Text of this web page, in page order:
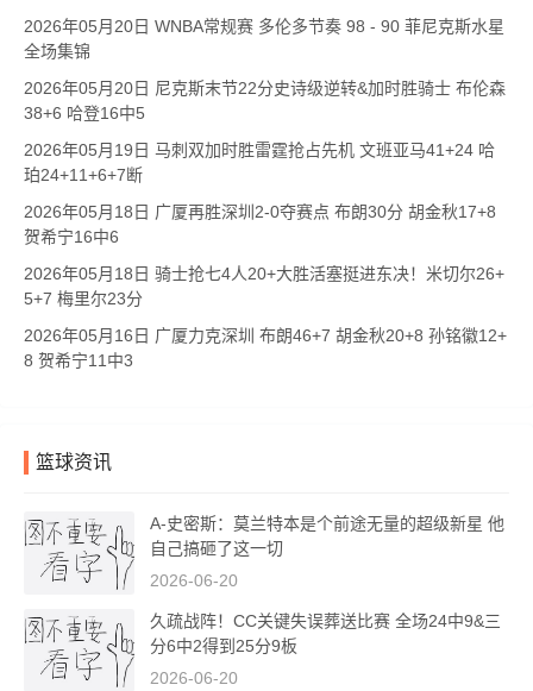
2026年05月20日 WNBA常规赛 多伦多节奏 98 - 90 菲尼克斯水星
全场集锦
2026年05月20日 尼克斯末节22分史诗级逆转&加时胜骑士 布伦森
38+6 哈登16中5
2026年05月19日 马刺双加时胜雷霆抢占先机 文班亚马41+24 哈
珀24+11+6+7断
2026年05月18日 广厦再胜深圳2-0夺赛点 布朗30分 胡金秋17+8
贺希宁16中6
2026年05月18日 骑士抢七4人20+大胜活塞挺进东决！米切尔26+
5+7 梅里尔23分
2026年05月16日 广厦力克深圳 布朗46+7 胡金秋20+8 孙铭徽12+
8 贺希宁11中3
篮球资讯
A-史密斯：莫兰特本是个前途无量的超级新星 他
自己搞砸了这一切
2026-06-20
久疏战阵！CC关键失误葬送比赛 全场24中9&三
分6中2得到25分9板
2026-06-20